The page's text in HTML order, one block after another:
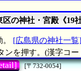
区の神社・宮殿《19
[広島県の神社一覧]
ンを押す。(漢字コ
[〒732-0054]